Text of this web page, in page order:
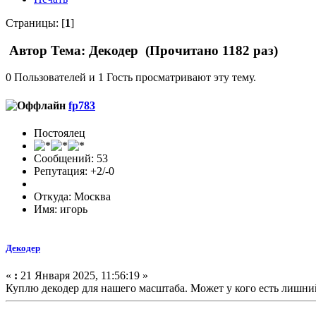
Страницы: [1]
Автор Тема: Декодер (Прочитано 1182 раз)
0 Пользователей и 1 Гость просматривают эту тему.
fp783
Постоялец
Сообщений: 53
Репутация: +2/-0
Откуда: Москва
Имя: игорь
Декодер
« : 21 Января 2025, 11:56:19 »
Куплю декодер для нашего масштаба. Может у кого есть